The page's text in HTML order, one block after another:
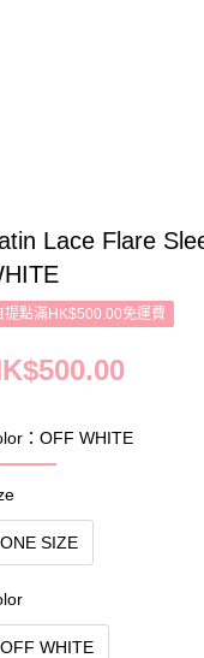
Lace Flare
提點滿HK$500.00免運費
：OFF WHITE
ONE SIZE
OFF WHITE